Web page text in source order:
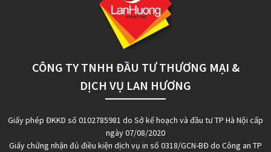
CÔNG TY TNHH ĐẦU TƯ THƯƠNG MẠI &
DỊCH VỤ LAN HƯƠNG
Giấy phép ĐKKD số 0102785981 do Sở kế hoạch và đầu tư TP Hà Nội cấp
ngày 07/08/2020
Giấy chứng nhận đủ điều kiện dịch vụ in số 0318/GCN-BĐ do Công an TP